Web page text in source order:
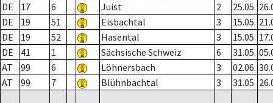
DE 17 6 Juist 2 25.05.
DE
19 51 Eisbachtal 3 15.05.
DE
19 52 Hasental 3 15.05.
DE
41 1 Sächsische Schweiz 6 31.05.
AT
99 6 Löhnersbach 3 02.06.
AT
99 7 Blühnbachtal 3 31.05.